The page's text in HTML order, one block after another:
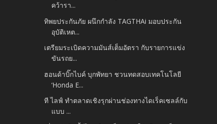
คว้ารา...
ทิพยประกันภัย ผนึกกำลัง TAGTHAi มอบประกัน
อุบัติเหต...
เตรียมระเบิดความมันส์เต็มอัตรา กับรายการแข่ง
ขันรถย...
ฮอนด้าบิ๊กไบค์ บุกพัทยา ชวนทดสอบเทคโนโลยี
‘Honda E...
ที ไลฟ์ ทำตลาดเชิงรุกผ่านช่องทางไดเร็คเซลล์กับ
แบบ ...